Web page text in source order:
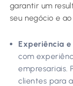
garantir um
seu negócio e
Experiência
com
empresariais.
clientes para